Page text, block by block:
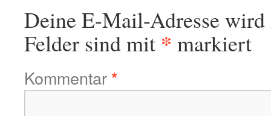
Deine E-Mail-Adresse
Felder sind mit * markiert
Kommentar*